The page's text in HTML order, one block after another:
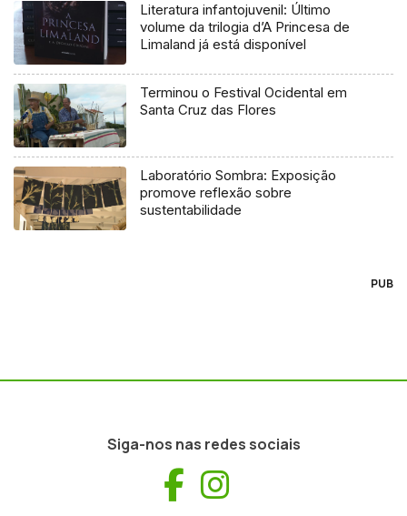
Literatura infantojuvenil: Último
volume da trilogia d’A Princesa de
Limaland já está disponível
Terminou o Festival Ocidental em
Santa Cruz das Flores
Laboratório Sombra: Exposição
promove reflexão sobre
sustentabilidade
PUB
Siga-nos nas redes sociais
Facebook